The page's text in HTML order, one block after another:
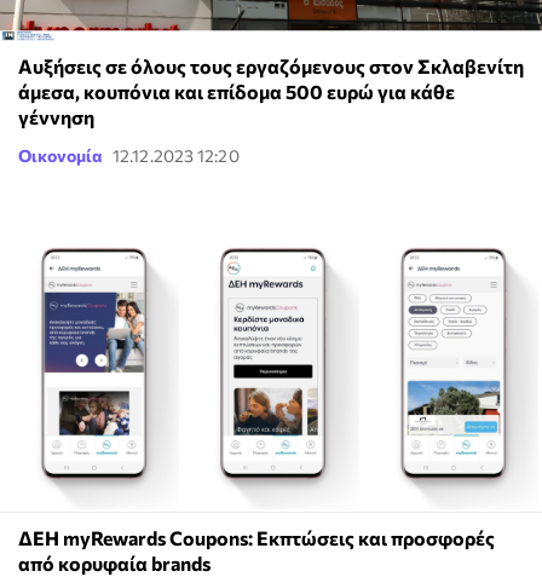
Αυξήσεις σε όλους τους εργαζόμενους στον Σκλαβενίτη
άμεσα, κουπόνια και επίδομα 500 ευρώ για κάθε
γέννηση
Οικονομία 12.12.2023 12:20
ΔΕΗ myRewards Coupons: Εκπτώσεις και προσφορές
από κορυφαία brands